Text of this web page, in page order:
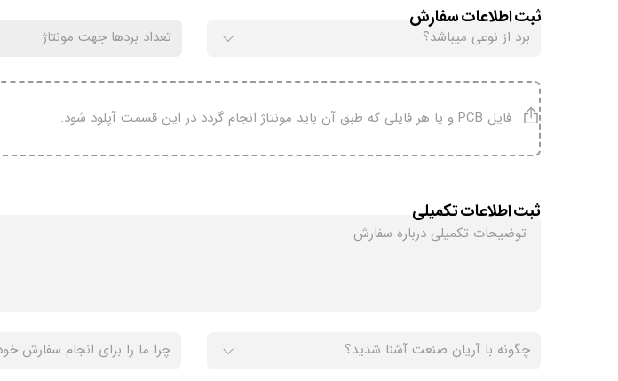
فایل PCB و یا هر فایلی که طبق آن باید مونتاژ انجام گردد در این قسمت آپلود شود.
ثبت اطلاعات سفارش
ثبت اطلاعات تکمیلی